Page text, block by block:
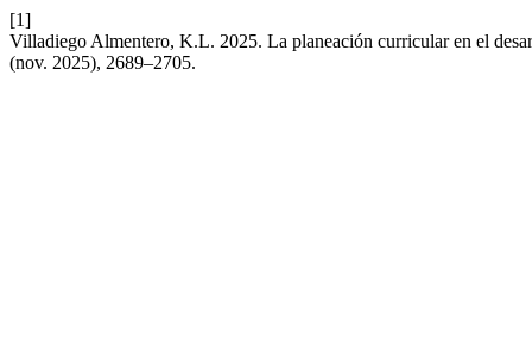
[1]
Villadiego Almentero, K.L. 2025. La planeación curricular en el
(nov. 2025), 2689–2705.